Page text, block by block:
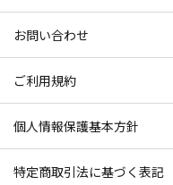
お問い合わせ
ご利用規約
個人情報保護基本方針
特定商取引法に基づく表記